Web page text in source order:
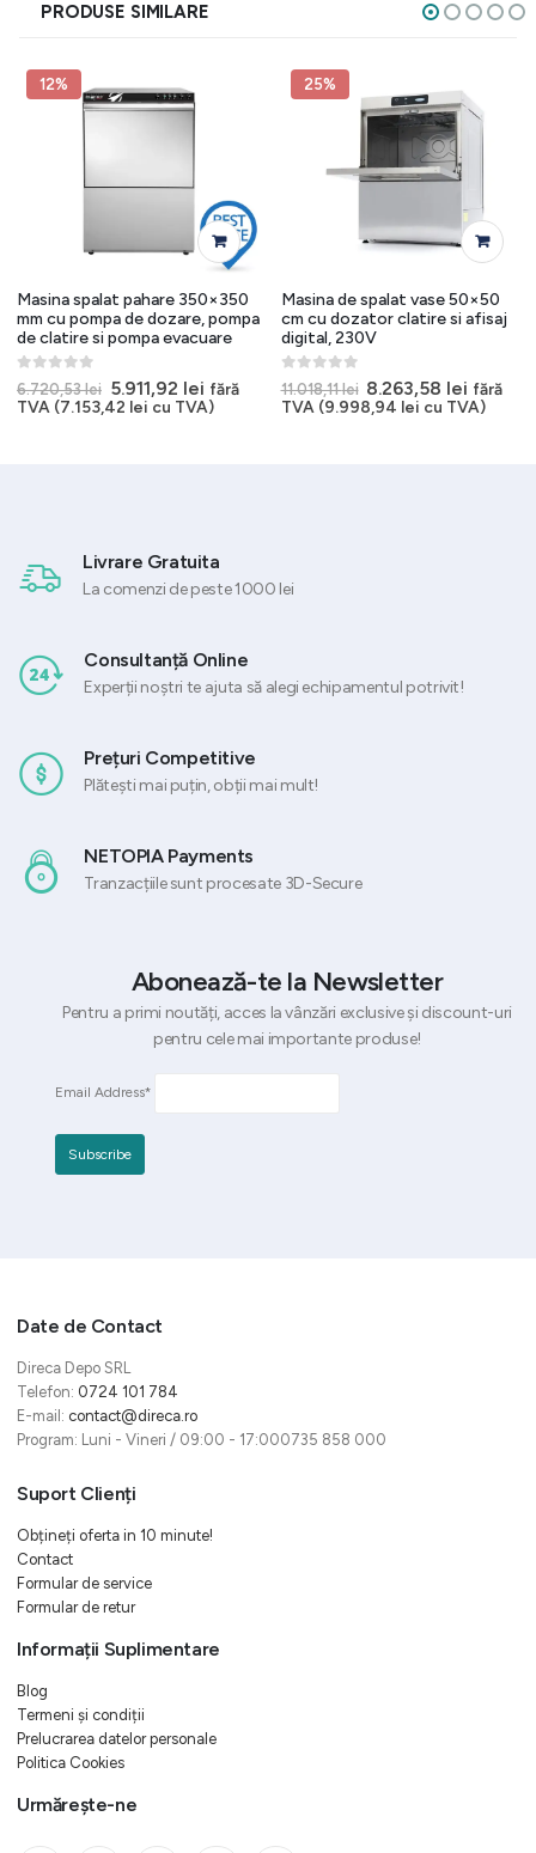
PRODUSE SIMILARE
12%
Masina spalat pahare 350×350
mm cu pompa de dozare, pompa
de clatire si pompa evacuare
0 out of 5
6.720,53lei Prețul
inițial
5.911,92 leiPrețul
curent
fără
TVA (7.153,42 lei cu TVA)
25%
Masina de spalat vase 50×50
cm cu dozator clatire si afisaj
digital, 230V
0out of 5
11.018,11lei Prețul
inițial
a
8.263,58 lei Prețul
curent
fără
TVA (9.998,94 lei cu TVA)
Livrare Gratuita
La comenzi de peste 1000 lei
Consultanță Online
Experții noștri te ajuta să alegi echipamentul potrivit!
Prețuri Competitive
Plătești mai puțin, obții mai mult!
NETOPIA Payments
Tranzacțiile sunt procesate 3D-Secure
Abonează-te la Newsletter
Pentru a primi noutăți, acces la vânzări exclusive și discount-uri
pentru cele mai importante produse!
Email Address*
Date de Contact
Direca Depo SRL
Telefon: 0724 101 784
E-mail: contact@direca.ro
Program: Luni - Vineri / 09:00 - 17:000735 858 000
Suport Clienți
Obțineți oferta in 10 minute!
Contact
Formular de service
Formular de retur
Informații Suplimentare
Blog
Termeni și condiții
Prelucrarea datelor personale
Politica Cookies
Urmărește-ne